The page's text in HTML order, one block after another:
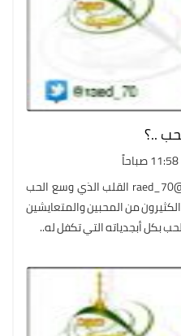
..؟
رائد العودة - 18 اكتبوبر 2019 - @raed_70 القلب الذي وسع الحب
من المحبين والمتعايشين
بكل أبجدياته التي تكفل له..